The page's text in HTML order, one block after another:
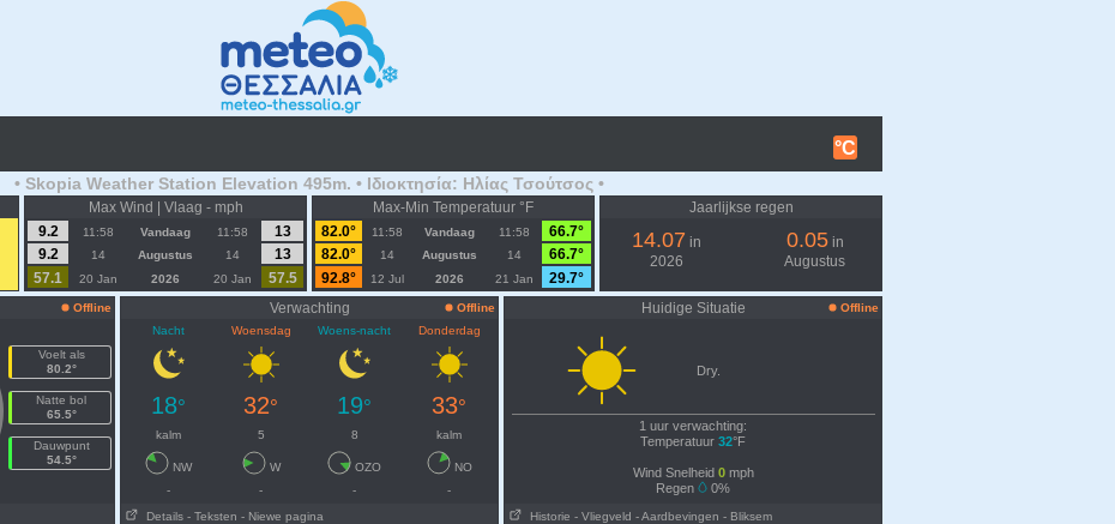
°C
• Skopia Weather Station Elevation 495m. • Ιδιοκτησία: Ηλίας Τσούτσος •
Max Wind | Vlaag - mph
9.2
11:58 Vandaag 11:58
13
9.2
14 Augustus 14
13
57.1
20 Jan 2026 20 Jan 57.5
Max-Min Temperatuur °F
82.0°
11:58 Vandaag 11:58
66.7°
82.0°
14 Augustus 14
66.7°
92.8°
12 Jul 2026 21 Jan 29.7°
Jaarlijkse regen
14.07 in
2026
0.05in
Augustus
Offline
Voelt als
80.2°
Natte bol
65.5°
Dauwpunt
54.5°
Verwachting
Offline
Nacht
Woensdag Woens-nacht Donderdag
18° 32° 19° 33°
kalm 5 8 kalm
NW W OZO
NO
-
- -
-
Details - Teksten - Niewe pagina
Huidige Situatie Offline
Dry.
1 uur verwachting:
Temperatuur 32°F
Wind Snelheid 0mph
Regen
0%
Historie - Vliegveld - Aardbevingen - Bliksem